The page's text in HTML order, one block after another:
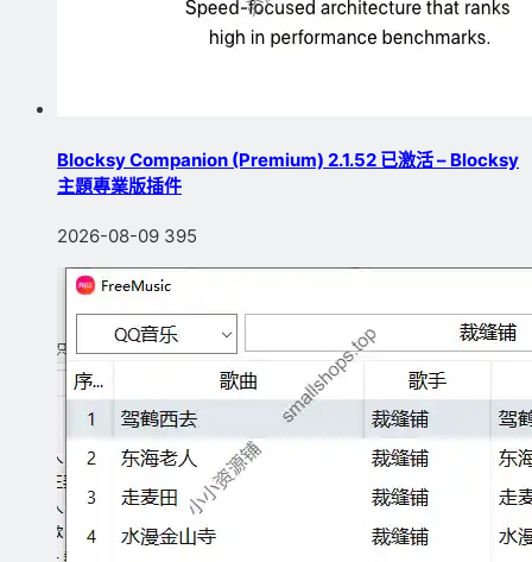
Blocksy Companion (Premium) 2.1.52 已激活 – Blocksy
主題專業版插件
2026-08-09 395